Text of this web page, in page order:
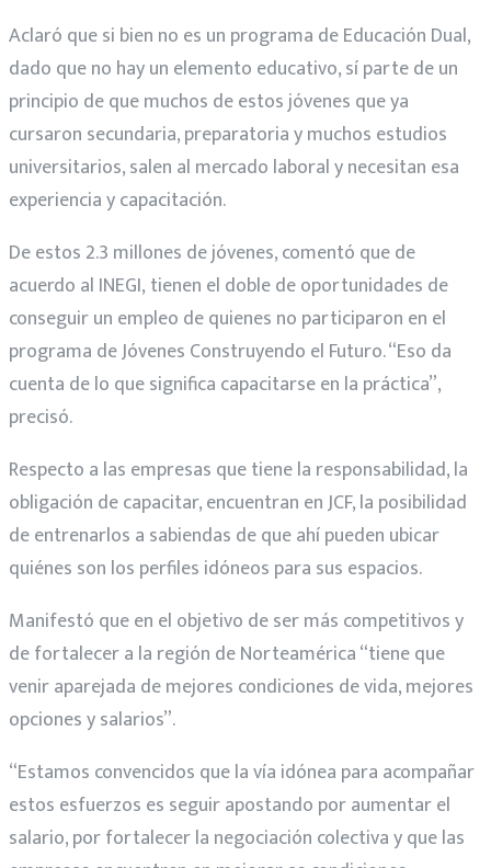
Aclaró que si bien no es un programa de Educación Dual,
dado que no hay un elemento educativo, sí parte de un
principio de que muchos de estos jóvenes que ya
cursaron secundaria, preparatoria y muchos estudios
universitarios, salen al mercado laboral y necesitan esa
experiencia y capacitación.
De estos 2.3 millones de jóvenes, comentó que de
acuerdo al INEGI, tienen el doble de oportunidades de
conseguir un empleo de quienes no participaron en el
programa de Jóvenes Construyendo el Futuro. “Eso da
cuenta de lo que significa capacitarse en la práctica”,
precisó.
Respecto a las empresas que tiene la responsabilidad, la
obligación de capacitar, encuentran en JCF, la posibilidad
de entrenarlos a sabiendas de que ahí pueden ubicar
quiénes son los perfiles idóneos para sus espacios.
Manifestó que en el objetivo de ser más competitivos y
de fortalecer a la región de Norteamérica “tiene que
venir aparejada de mejores condiciones de vida, mejores
opciones y salarios”.
“Estamos convencidos que la vía idónea para acompañar
estos esfuerzos es seguir apostando por aumentar el
salario, por fortalecer la negociación colectiva y que las